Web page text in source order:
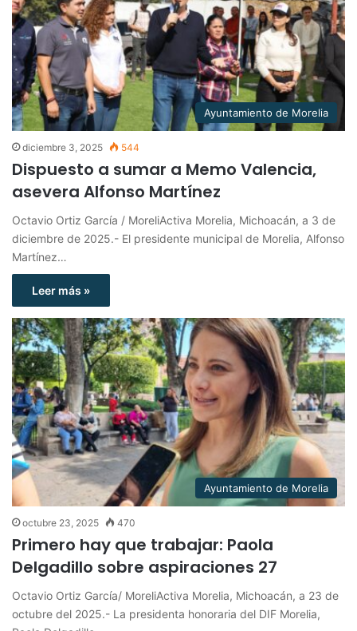
Ayuntamiento de Morelia
diciembre 3, 2025 544
Dispuesto a sumar a Memo Valencia,
asevera Alfonso Martínez
Octavio Ortiz García / MoreliActiva Morelia, Michoacán, a 3 de
diciembre de 2025.- El presidente municipal de Morelia, Alfonso
Martínez…
Leer más »
Ayuntamiento de Morelia
octubre 23, 2025 470
Primero hay que trabajar: Paola
Delgadillo sobre aspiraciones 27
Octavio Ortiz García/ MoreliActiva Morelia, Michoacán, a 23 de
octubre del 2025.- La presidenta honoraria del DIF Morelia,